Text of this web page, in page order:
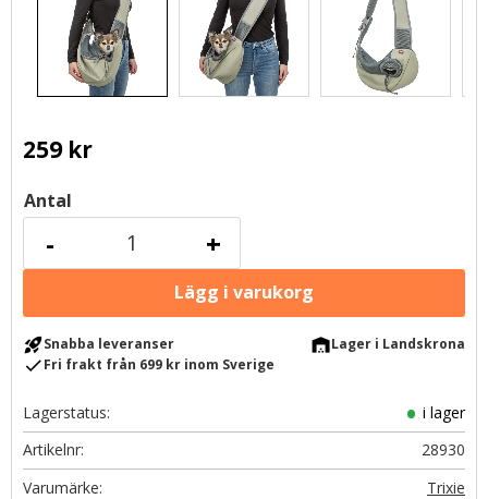
259kr
Antal
+
-
rocket_launchSnabba leveranser warehouseLager i Landskrona
checkFri frakt från 699 kr inom Sverige
Lagerstatus
i lager
Artikelnr
28930
Trixie